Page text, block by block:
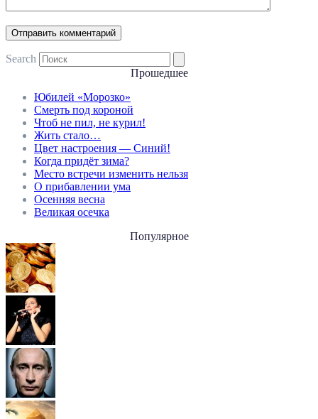
Search
Прошедшее
Юбилей «Морозко»
Смерть под короной
Чтоб не пил, не курил!
Жить стало…
Цвет настроения — Синий!
Когда придёт зима?
Место встречи изменить нельзя
О прибавлении ума
Осенняя весна
Великая осечка
Популярное